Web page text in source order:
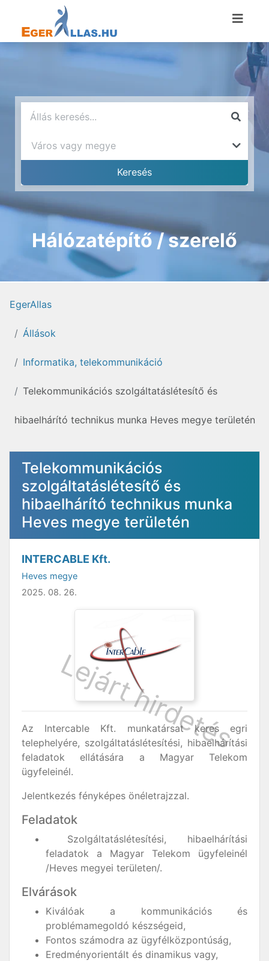
Hálózatépítő / szerelő
EgerAllas
Állások
Informatika, telekommunikáció
Telekommunikációs szolgáltatáslétesítő és
hibaelhárító technikus munka Heves megye területén
Telekommunikációs
szolgáltatáslétesítő és
hibaelhárító technikus munka
Heves megye területén
INTERCABLE Kft.
Heves megye
2025. 08. 26.
Az Intercable Kft. munkatársat keres egri
telephelyére, szolgáltatáslétesítési, hibaelhárítási
feladatok ellátására a Magyar Telekom
ügyfeleinél.
Jelentkezés fényképes önéletrajzzal.
Feladatok
Szolgáltatáslétesítési, hibaelhárítási
feladatok a Magyar Telekom ügyfeleinél
/Heves megyei területen/.
Elvárások
Kiválóak a kommunikációs és
problémamegoldó készségeid,
Fontos számodra az ügyfélközpontúság,
Eredményorientált és dinamikus vagy,